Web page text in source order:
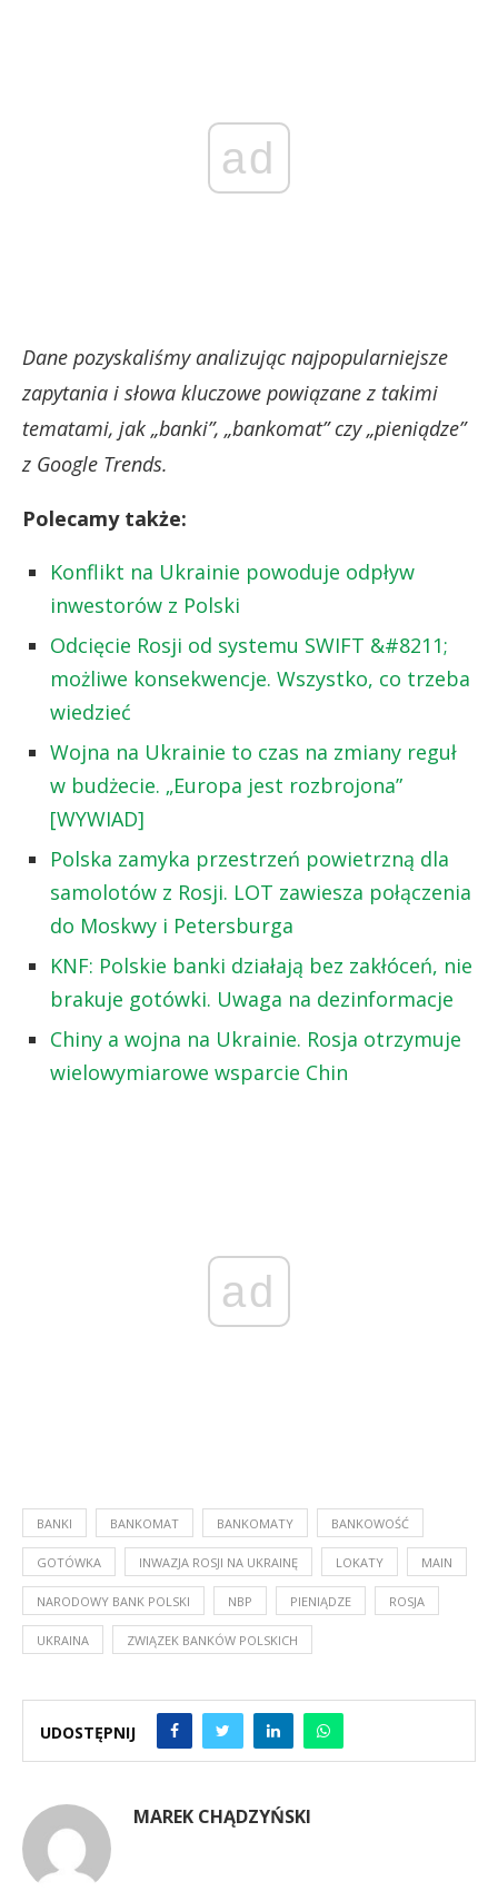
ad
Dane pozyskaliśmy analizując najpopularniejsze
zapytania i słowa kluczowe powiązane z takimi
tematami, jak „banki”, „bankomat” czy „pieniądze”
z Google Trends.
Polecamy także:
Konflikt na Ukrainie powoduje odpływ
inwestorów z Polski
Odcięcie Rosji od systemu SWIFT &#8211;
możliwe konsekwencje. Wszystko, co trzeba
wiedzieć
Wojna na Ukrainie to czas na zmiany reguł
w budżecie. „Europa jest rozbrojona”
[WYWIAD]
Polska zamyka przestrzeń powietrzną dla
samolotów z Rosji. LOT zawiesza połączenia
do Moskwy i Petersburga
KNF: Polskie banki działają bez zakłóceń, nie
brakuje gotówki. Uwaga na dezinformacje
Chiny a wojna na Ukrainie. Rosja otrzymuje
wielowymiarowe wsparcie Chin
ad
BANKI BANKOMAT BANKOMATY BANKOWOŚĆ
GOTÓWKA INWAZJA ROSJI NA UKRAINĘ LOKATY MAIN
NARODOWY BANK POLSKI NBP PIENIĄDZE ROSJA
UKRAINA ZWIĄZEK BANKÓW POLSKICH
UDOSTĘPNIJ
MAREK CHĄDZYŃSKI